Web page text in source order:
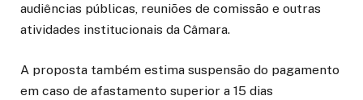
audiências públicas, reuniões de comissão e outras
atividades institucionais da Câmara.
A proposta também estima suspensão do pagamento
em caso de afastamento superior a 15 dias